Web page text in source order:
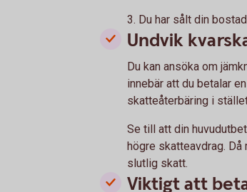
3. Du har sålt din
Undvik
Du kan ansöka om
innebär att du betalar
skatteåterbäring i
Se till att din
högre skatteavdrag. Då
slutlig skatt.
Viktigt att